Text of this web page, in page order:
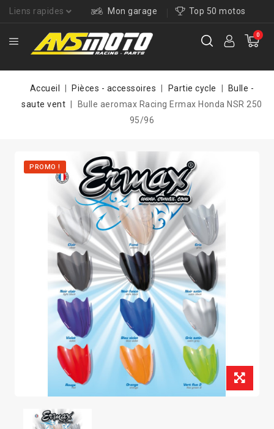
Liens rapides Mon garage Top 50 motos
0
Accueil Pièces - accessoires Partie cycle
Bulle -
saute vent
Bulle aeromax Racing Ermax Honda NSR 250
95/96
PROMO !